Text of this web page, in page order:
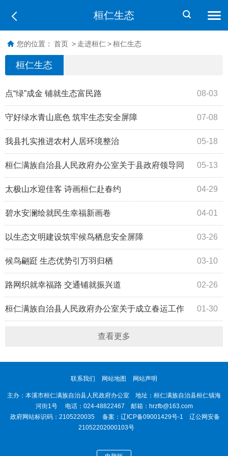
桓仁生态
您的位置： 首页 > 走进桓仁 > 桓仁生态
桓仁生态
08-03
点“绿”成金 铺就生态富民路
07-08
守好绿水青山底色 筑牢生态安全屏障
05-18
我县扎实推进农村人居环境整治
05-13
桓仁满族自治县人民政府办公室关于县政府领导同
志工作分工的通知 04-29
太极山水迎佳客 诗画桓仁赴春约
04-01
碧水安澜绘就民生幸福新画卷
03-26
以生态文明建设筑牢候鸟栖息安全屏障
03-10
候鸟翩跹 生态优势引万羽归栖
02-26
路网织就幸福路 交通铺就振兴道
01-30
桓仁满族自治县人民政府办公室关于成立春运工作
查看更多
联系我们 网站地图 网站声明
主办：本溪市桓仁满族自治县人民政府办公室 地址：桓仁满族自治县桓仁镇海
河街1号 电话：024-48822467 邮箱：hrzfb@163.com
政府网站标识码：2105220035 备案： 辽ICP备09001429号-1
辽公网安备
21052202000103号